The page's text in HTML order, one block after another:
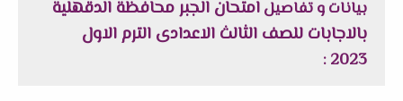
بيانات و تفاصيلامتحان الجبر محافظة الدقهلية
بالاجابات للصف الثالث الاعدادى الترم الاول
2023
: